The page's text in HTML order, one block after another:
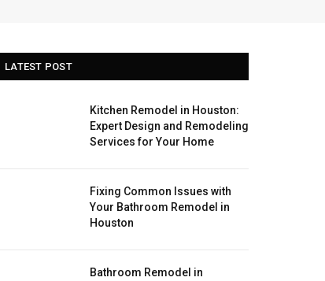
LATEST POST
Kitchen Remodel in Houston:
Expert Design and Remodeling
Services for Your Home
Fixing Common Issues with
Your Bathroom Remodel in
Houston
Bathroom Remodel in